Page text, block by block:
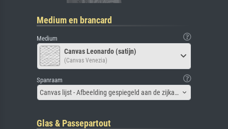
Medium en brancard
Medium
Canvas Leonardo (satijn)
(Canvas Venezia)
Spanraam
Canvas lijst - Afbeelding gespiegeld aan de zijkant
Glas & Passepartout